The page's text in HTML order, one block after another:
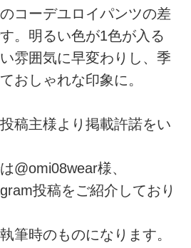
コーデユロイパンツの差
。明るい色が1色が入る
雰囲気に早変わりし、季
おしゃれな印象に。
稿主様より掲載許諾をい
@omi08wear様、
投稿をご紹介しており
筆時のものになります。